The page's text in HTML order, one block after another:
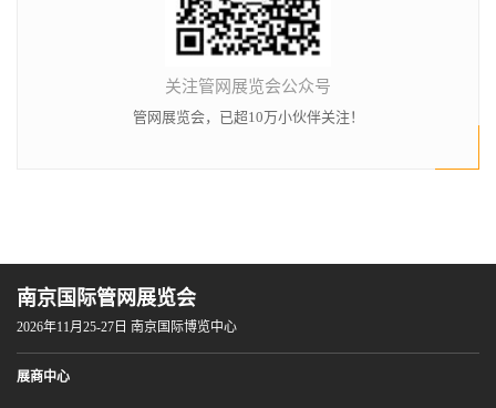
关注管网展览会公众号
管网展览会，已超10万小伙伴关注！
南京国际管网展览会
2026年11月25-27日 南京国际博览中心
展商中心